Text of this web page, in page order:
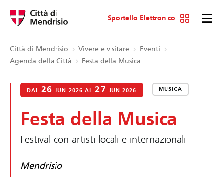
Sportello Elettronico
Città di Mendrisio Vivere e visitare
Eventi
Agenda della Città
Festa della Musica
DAL26 JUN 2026 AL27 JUN 2026 MUSICA
Festa della Musica
Festival con artisti locali e internazionali
Mendrisio